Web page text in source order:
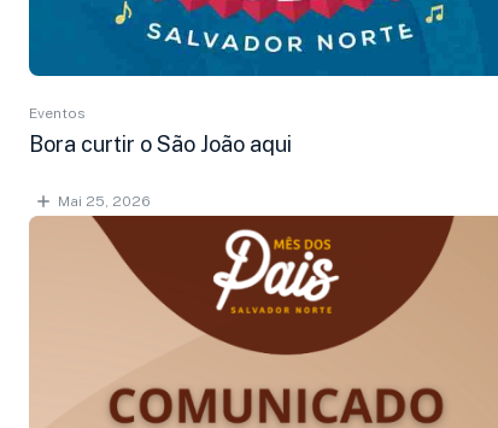
Eventos
Bora curtir o São João aqui
Mai 25, 2026